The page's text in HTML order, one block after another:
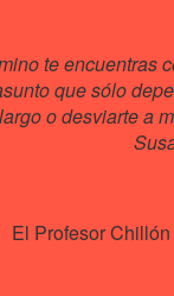
te encuentras
que sólo
o desviarte a
El Profesor